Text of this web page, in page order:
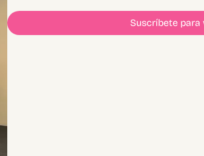
Suscríbete para